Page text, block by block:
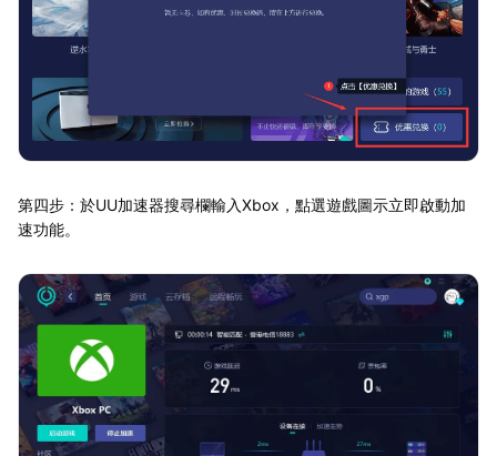
第四步：於UU加速器搜尋欄輸入Xbox，點選遊戲圖示立即啟動加
速功能。